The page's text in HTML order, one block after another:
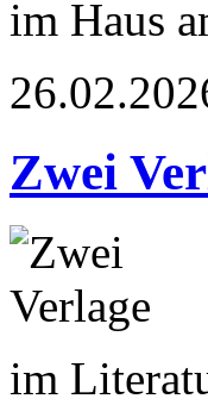
im Haus
Zwei
im